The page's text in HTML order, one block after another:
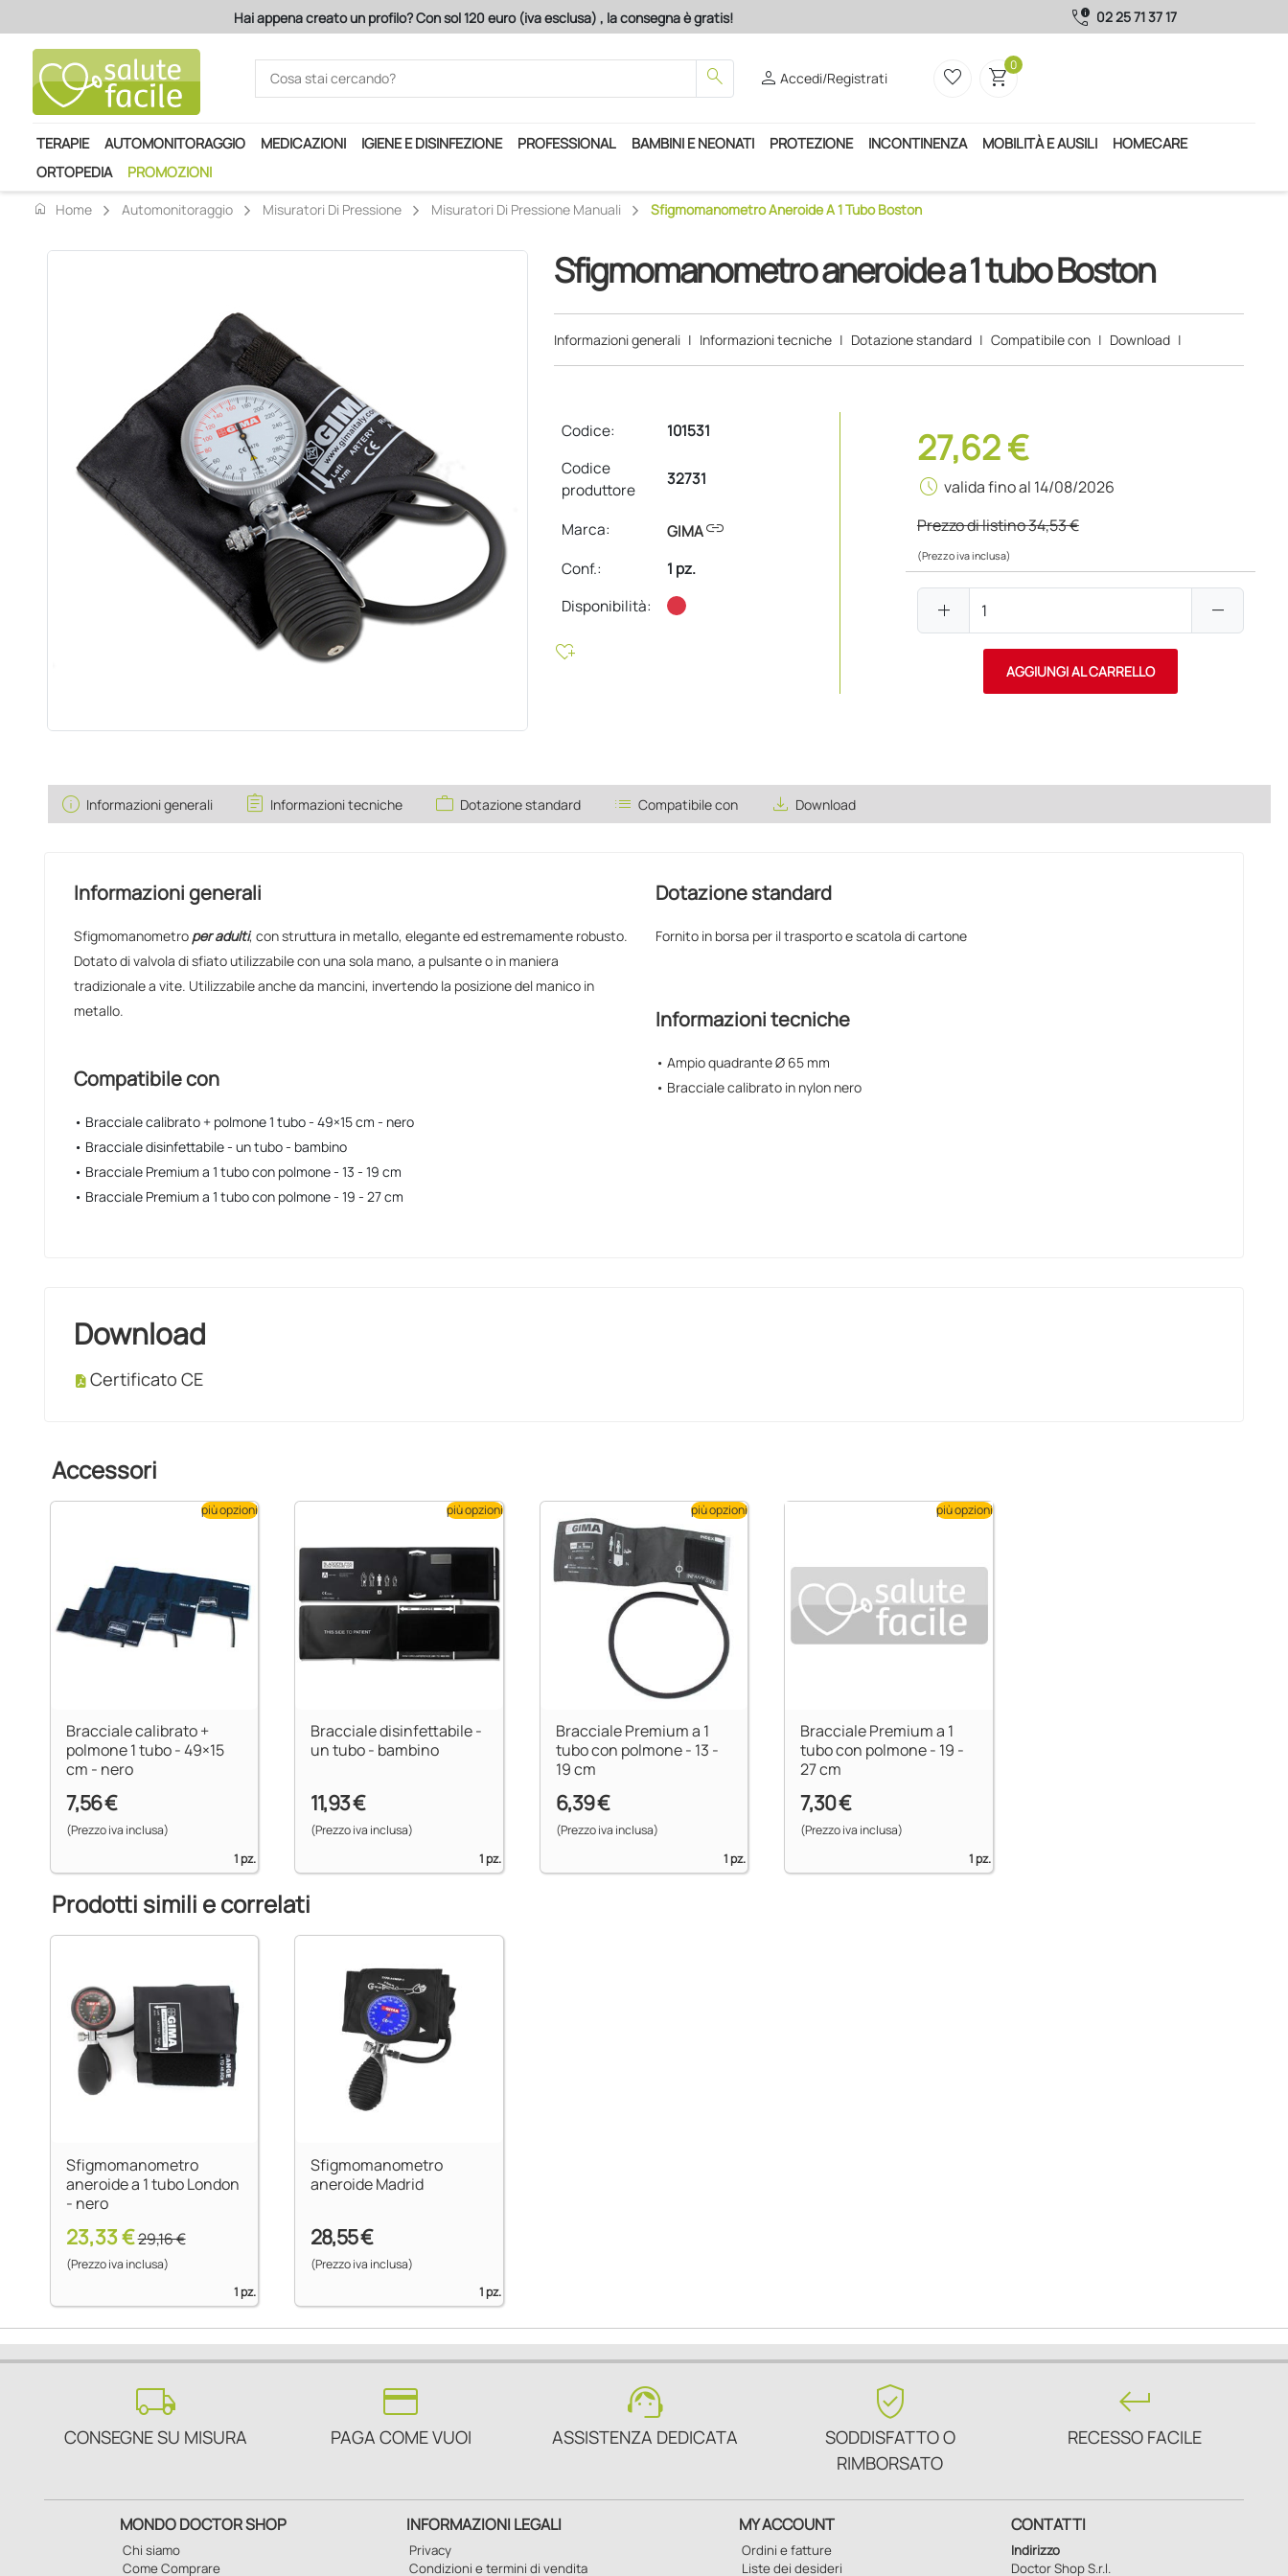
Hai appena creato un profilo? Con sol 120 euro (iva esclusa) , la consegna è gratis! call_quality 02 25 71 37 17
search personAccedi/Registrati favorite_border shopping_cart0
TERAPIE AUTOMONITORAGGIO MEDICAZIONI IGIENE E DISINFEZIONE PROFESSIONAL BAMBINI E NEONATI PROTEZIONE INCONTINENZA MOBILITÀ E AUSILI
HOMECARE
ORTOPEDIA
PROMOZIONI
home
Home Automonitoraggio Misuratori Di Pressione Misuratori Di Pressione Manuali Sfigmomanometro Aneroide A 1 Tubo Boston
Sfigmomanometro aneroide a 1 tubo Boston
Informazioni generali | Informazioni tecniche | Dotazione standard | Compatibile con | Download |
Codice:
101531
Codice
produttore
32731
Marca: GIMAlink
Conf.:
1 pz.
Disponibilità:
heart_plus
27,62 €
schedule valida fino al 14/08/2026
Prezzo di listino34,53 €
(Prezzo iva inclusa)
add remove
AGGIUNGI AL CARRELLO
info Informazioni generali assignment Informazioni tecniche work Dotazione standard list Compatibile con save_alt Download
Informazioni generali
Sfigmomanometro per adulti, con struttura in metallo, elegante ed estremamente robusto.
Dotato di valvola di sfiato utilizzabile con una sola mano, a pulsante o in maniera
tradizionale a vite. Utilizzabile anche da mancini, invertendo la posizione del manico in
metallo.
Compatibile con
• Bracciale calibrato + polmone 1 tubo - 49×15 cm - nero
• Bracciale disinfettabile - un tubo - bambino
• Bracciale Premium a 1 tubo con polmone - 13 - 19 cm
• Bracciale Premium a 1 tubo con polmone - 19 - 27 cm
Dotazione standard
Fornito in borsa per il trasporto e scatola di cartone
Informazioni tecniche
• Ampio quadrante Ø 65 mm
• Bracciale calibrato in nylon nero
Download
Certificato CE
Accessori
Bracciale calibrato +
polmone 1 tubo - 49×15
cm - nero
7,56 €
(Prezzo iva inclusa)
1 pz.
più opzioni
Bracciale disinfettabile -
un tubo - bambino
11,93 €
(Prezzo iva inclusa)
1 pz.
più opzioni
Bracciale Premium a 1
tubo con polmone - 13 -
19 cm
6,39 €
(Prezzo iva inclusa)
1 pz.
più opzioni
Bracciale Premium a 1
tubo con polmone - 19 -
27 cm
7,30 €
(Prezzo iva inclusa)
1 pz.
più opzioni
Prodotti simili e correlati
Sfigmomanometro
aneroide a 1 tubo London
- nero
23,33 €29,16 €
(Prezzo iva inclusa)
1 pz.
Sfigmomanometro
aneroide Madrid
28,55 €
(Prezzo iva inclusa)
1 pz.
local_shipping
CONSEGNE SU MISURA
credit_card
PAGA COME VUOI
support_agent
ASSISTENZA DEDICATA
verified_user
SODDISFATTO O
RIMBORSATO
keyboard_return
RECESSO FACILE
MONDO DOCTOR SHOP
Chi siamo
Come Comprare
INFORMAZIONI LEGALI
Privacy
Condizioni e termini di vendita
MY ACCOUNT
Ordini e fatture
Liste dei desideri
CONTATTI
Indirizzo
Doctor Shop S.r.l.